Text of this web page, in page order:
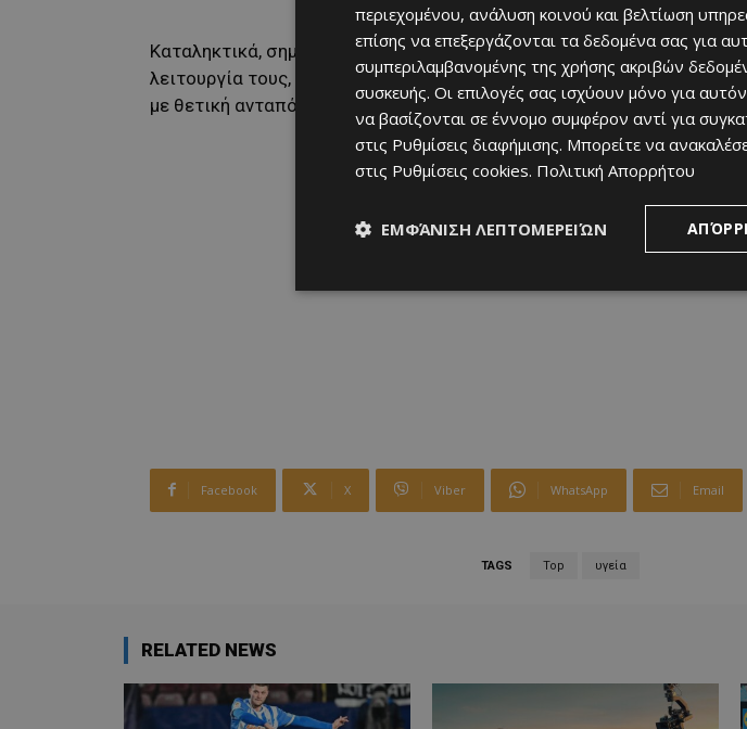
Καταληκτικά, σημείωσε ότι τα ιατρεία ταχείας διακίνησης ασθενών
λειτουργία τους, εξυπηρετώντας όλα τα μη επείγοντα περιστατικά
με θετική ανταπόκριση από το κοινό.
Facebook X Viber WhatsApp Email
TAGS Top υγεία
RELATED NEWS
περιεχομένου, ανάλυση κοινού και βελτίωση
επίσης να επεξεργάζονται τα δεδομένα σας για
συμπεριλαμβανομένης της χρήσης ακριβών
συσκευής. Οι επιλογές σας ισχύουν μόνο για
να βασίζονται σε έννομο συμφέρον αντί για
στις Ρυθμίσεις διαφήμισης. Μπορείτε να
στις Ρυθμίσεις cookies. Πολιτική Απορρήτου
ΕΜΦΆΝΙΣΗ ΛΕΠΤΟΜΕΡΕΙΏΝ